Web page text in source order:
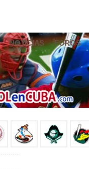
NOTICIAS FOROS